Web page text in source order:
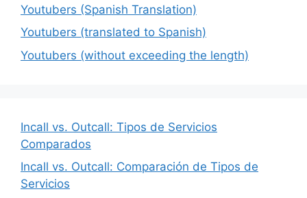
Youtubers (Spanish Translation)
Youtubers (translated to Spanish)
Youtubers (without exceeding the length)
Incall vs. Outcall: Tipos de Servicios
Comparados
Incall vs. Outcall: Comparación de Tipos de
Servicios